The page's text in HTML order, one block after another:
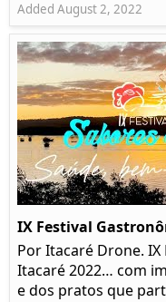
Added August 2, 2022
IX Festival
Por Itacaré Drone.
Itacaré 2022… com
e dos pratos que